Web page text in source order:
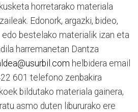
horretarako materiala
Edonork, argazki, bideo,
bestelako materialik izan eta
harremanetan Dantza
helbidera email
601 telefono zenbakira
bildutako materiala gainera,
asmo duten libururako ere